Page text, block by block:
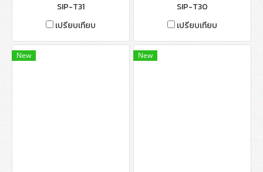
SIP-T31
เปรียบเทียบ
SIP-T30
เปรียบเทียบ
New New